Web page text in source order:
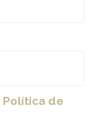
Política de